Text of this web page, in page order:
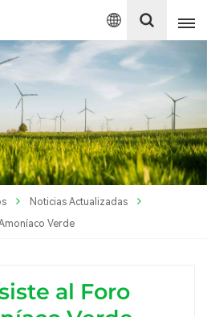
English
Español
Polski
Noticias Actualizadas
Verde
al Foro